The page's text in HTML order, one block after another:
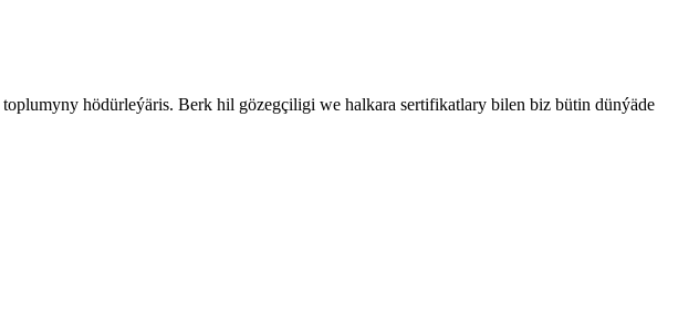
hödürleýäris. Berk hil gözegçiligi we halkara sertifikatlary bilen biz bütin dünýäde